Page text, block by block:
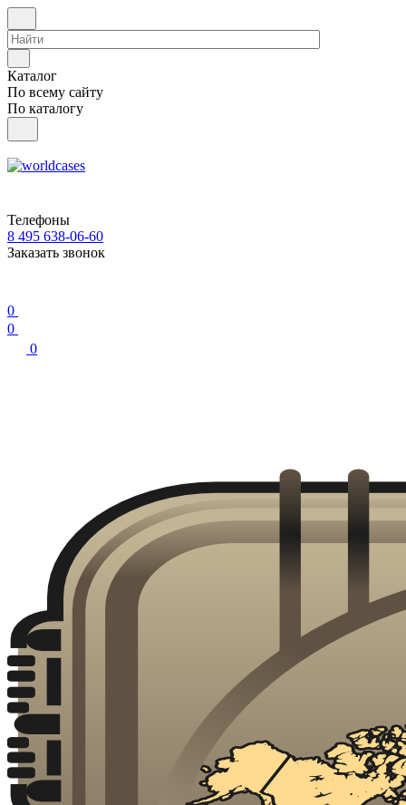
Каталог
По всему сайту
По каталогу
Телефоны
8 495 638-06-60
Заказать звонок
0
0
0